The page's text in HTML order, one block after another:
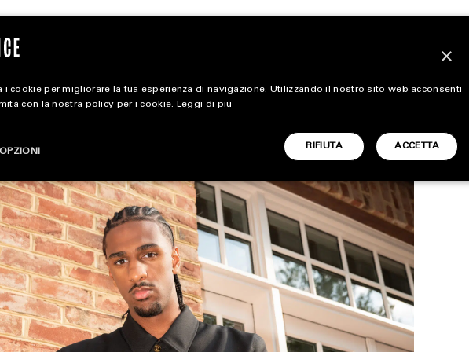
CARICA ALTRI
STYLE
FOOTWEAR
ACCESSORIES
×
i cookie per migliorare la tua esperienza di navigazione. Utilizzando il nostro sito web acconsenti
con la nostra policy per i cookie. Leggi di più
ACCETTA
RIFIUTA